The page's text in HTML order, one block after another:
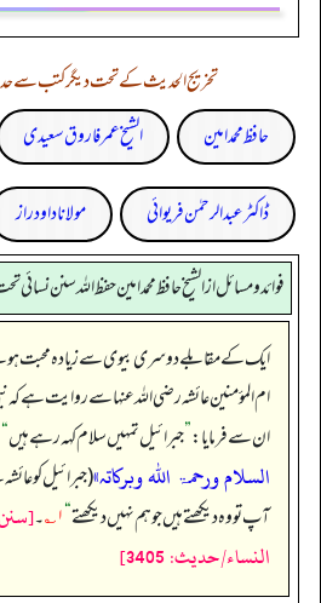
تخریج الحدیث کے تحت دیگر کتب سے
حافظ محمد امین
الشیخ عمر فاروق سعیدی
ڈاکٹر عبدالرحمٰن فریوائی مولانا داود راز
فوائد ومسائل از الشيخ حافظ محمد امين حفظ الله سنن نسائي
ایک کے مقابلے دوسری بیوی سے زیادہ محبت
ام المؤمنین عائشہ رضی الله عنہا سے روایت ہے کہ
ان سے فرمایا:”جبرائیل تمہیں سلام کہہ رہے ہیں“
السلام ورحمۃ اللہ وبرکاتہ»(جبرائیل کو
آپ تو وہ دیکھتے ہیں جو ہم نہیں دیکھتے“۱؎ ۔
النساء/حدیث: 3405]